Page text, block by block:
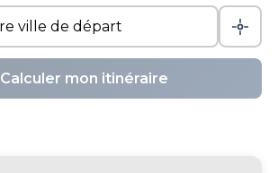
Calculer mon itinéraire